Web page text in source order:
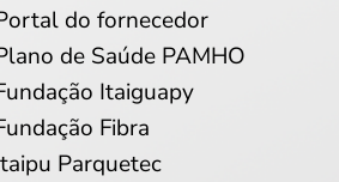
do fornecedor
de Saúde PAMHO
Itaiguapy
Fibra
Parquetec